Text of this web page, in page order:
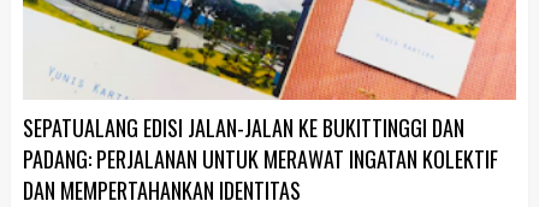
SEPATUALANG EDISI JALAN-JALAN KE BUKITTINGGI DAN
PADANG: PERJALANAN UNTUK MERAWAT INGATAN KOLEKTIF
DAN MEMPERTAHANKAN IDENTITAS